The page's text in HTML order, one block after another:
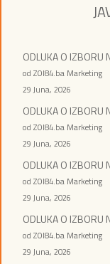
ODLUKA O IZBORU
od ZOI84.ba Marketing
29 Juna, 2026
ODLUKA O IZBORU
od ZOI84.ba Marketing
29 Juna, 2026
ODLUKA O IZBORU
od ZOI84.ba Marketing
29 Juna, 2026
ODLUKA O IZBORU
od ZOI84.ba Marketing
29 Juna, 2026